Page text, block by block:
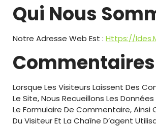
Qui Nous
Notre Adresse Web Est : Https://
Commentaires
Lorsque Les Visiteurs Laissent Des
Le Site, Nous Recueillons Les
Le Formulaire De Commentaire, Ainsi
Du Visiteur Et La Chaîne D’agent